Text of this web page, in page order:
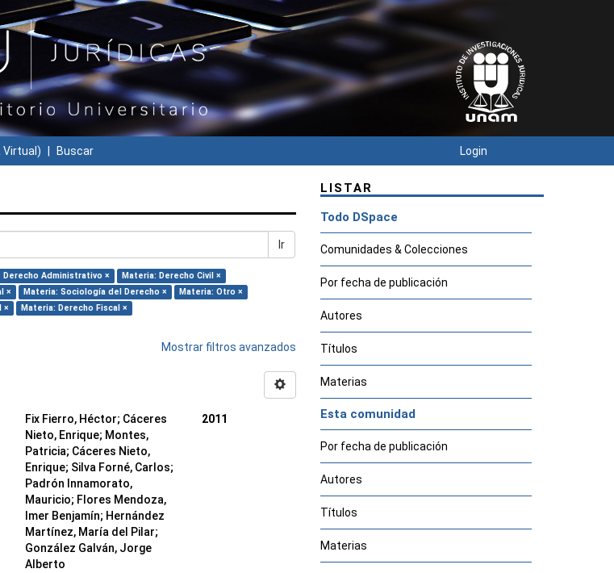
Virtual) Buscar Login
Ir
Derecho Administrativo ×
Materia: Derecho Civil ×
× Materia: Sociología del Derecho ×
Materia: Otro ×
×
Materia: Derecho Fiscal ×
Mostrar filtros avanzados
Fix Fierro, Héctor; Cáceres
Nieto, Enrique; Montes,
Patricia; Cáceres Nieto,
Enrique; Silva Forné, Carlos;
Padrón Innamorato,
Mauricio; Flores Mendoza,
Imer Benjamín; Hernández
Martínez, María del Pilar;
González Galván, Jorge
Alberto
2011
LISTAR
Todo DSpace
Comunidades & Colecciones
Por fecha de publicación
Autores
Títulos
Materias
Esta comunidad
Por fecha de publicación
Autores
Títulos
Materias